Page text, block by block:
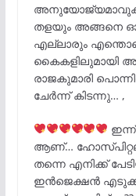
അനുയോജ്യമാവുക
തളയും അങ്ങനെ
എല്ലാരും
കൈകളിലുമായി
രാജകുമാരി
ചേർന്ന് കിടന്നു… ,
ആണ്…
തന്നെ എനിക്ക്
ഇൻജെക്ഷൻ